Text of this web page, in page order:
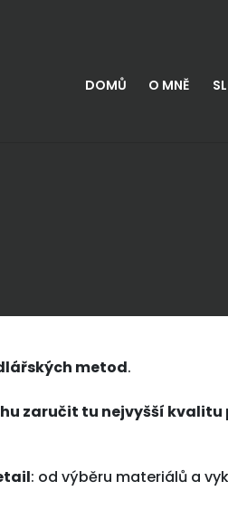
DOMŮ O MNĚ
metod.
zaručit tu nejvyšší kvalitu
: od výběru materiálů a